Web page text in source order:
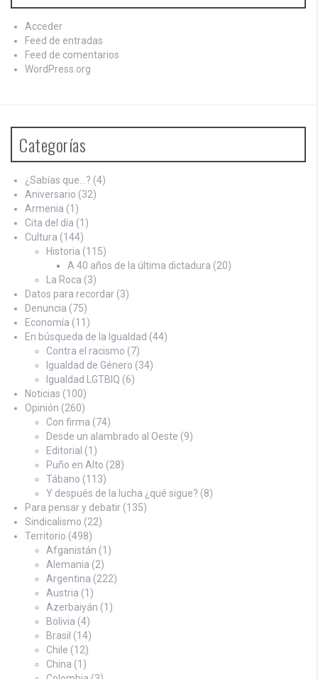
Acceder
Feed de entradas
Feed de comentarios
WordPress.org
Categorías
¿Sabías que…? (4)
Aniversario (32)
Armenia (1)
Cita del día (1)
Cultura (144)
Historia (115)
A 40 años de la última dictadura (20)
La Roca (3)
Datos para recordar (3)
Denuncia (75)
Economía (11)
En búsqueda de la Igualdad (44)
Contra el racismo (7)
Igualdad de Género (34)
Igualdad LGTBIQ (6)
Noticias (100)
Opinión (260)
Con firma (74)
Desde un alambrado al Oeste (9)
Editorial (1)
Puño en Alto (28)
Tábano (113)
Y después de la lucha ¿qué sigue? (8)
Para pensar y debatir (135)
Sindicalismo (22)
Territorio (498)
Afganistán (1)
Alemania (2)
Argentina (222)
Austria (1)
Azerbaiyán (1)
Bolivia (4)
Brasil (14)
Chile (12)
China (1)